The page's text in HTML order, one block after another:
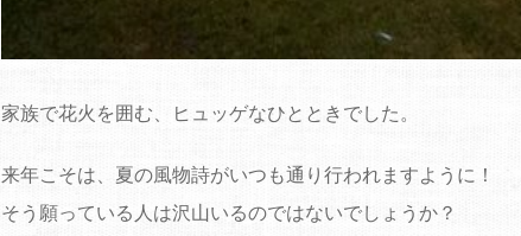
家族で花火を囲む、ヒュッゲなひとときでした。
来年こそは、夏の風物詩がいつも通り行われますように！
そう願っている人は沢山いるのではないでしょうか？